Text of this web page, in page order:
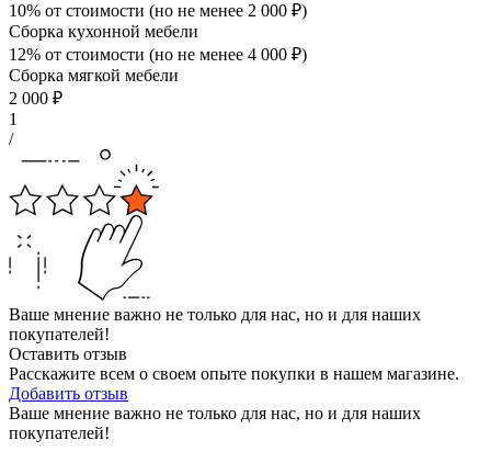
10% от стоимости (но не менее 2 000 ₽)
Сборка кухонной мебели
12% от стоимости (но не менее 4 000 ₽)
Сборка мягкой мебели
2 000 ₽
1
/
Ваше мнение важно не только для нас, но и для наших
покупателей!
Оставить отзыв
Расскажите всем о своем опыте покупки в нашем магазине.
Добавить отзыв
Ваше мнение важно не только для нас, но и для наших
покупателей!